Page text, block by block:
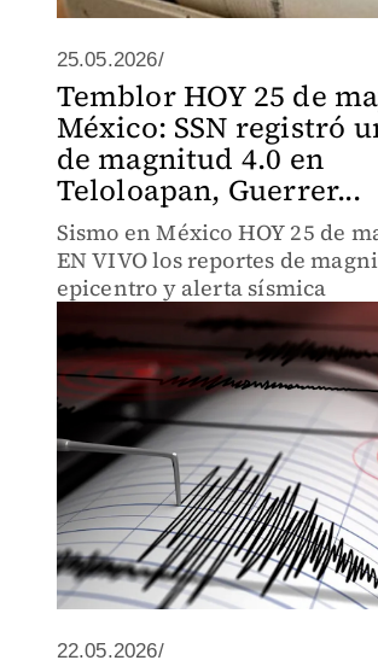
25.05.2026/
Temblor HOY 25 de
México: SSN registró
de magnitud 4.0 en
Teloloapan, Guerrer...
Sismo en México HOY 25 de
EN VIVO los reportes de
epicentro y alerta sísmica
22.05.2026/